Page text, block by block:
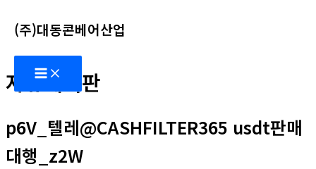
텐
츠
로
건
뛰
기
(주)대동콘베어산업
Main
Menu
자유게시판
p6V_텔레@CASHFILTER365 usdt판매
대행_z2W